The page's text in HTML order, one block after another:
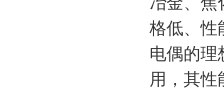
格低、性
电偶的理
用，其